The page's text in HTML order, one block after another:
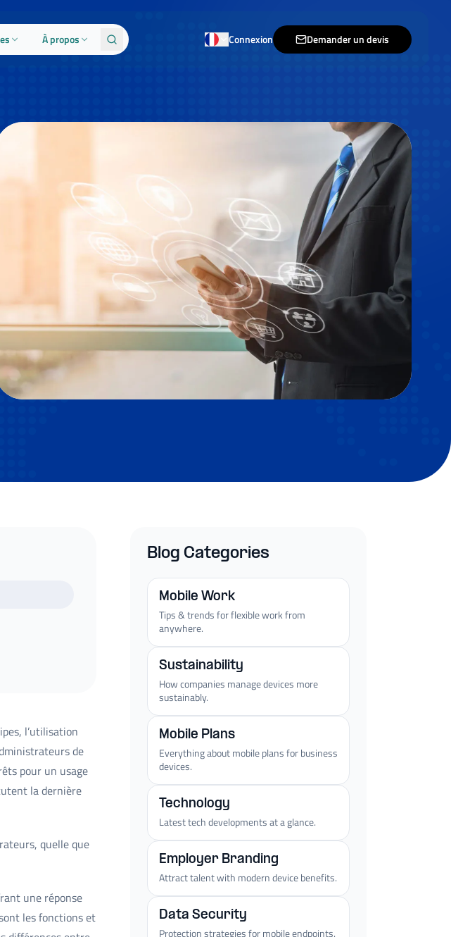
À propos Connexion Demander un devis
l’utilisation
de
pour un usage
la dernière
quelle que
une réponse
les fonctions et
Blog Categories
Mobile Work
Tips & trends for flexible work from
anywhere.
Sustainability
How companies manage devices more
sustainably.
Mobile Plans
Everything about mobile plans for business
devices.
Technology
Latest tech developments at a glance.
Employer Branding
Attract talent with modern device benefits.
Data Security
Protection strategies for mobile endpoints.